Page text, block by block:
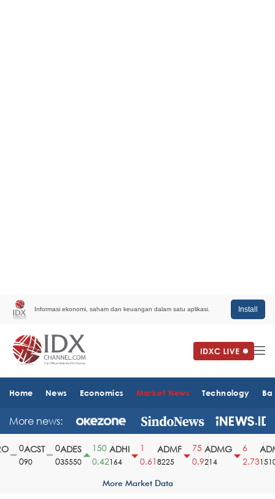
Informasi ekonomi, saham dan keuangan dalam satu aplikasi. Install
Home News Economics Market News Technology
More news:
ACST
90
ADES
35550
150
0.42
ADHI
164
0.61
ADMF
8225
75
0.9
ADMG
214
2.731510
More Market Data